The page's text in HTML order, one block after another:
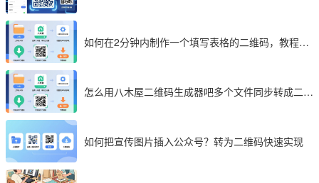
如何在2分钟内制作一个填写表格的二维码，教程分
怎么用八木屋二维码生成器吧多个文件同步转成二维
如何把宣传图片插入公众号？转为二维码快速实现